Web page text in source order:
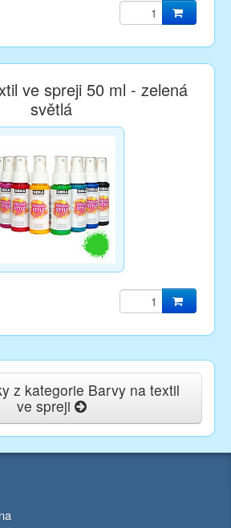
ve spreji 50 ml - zelená
světlá
z kategorie Barvy na textil
ve spreji